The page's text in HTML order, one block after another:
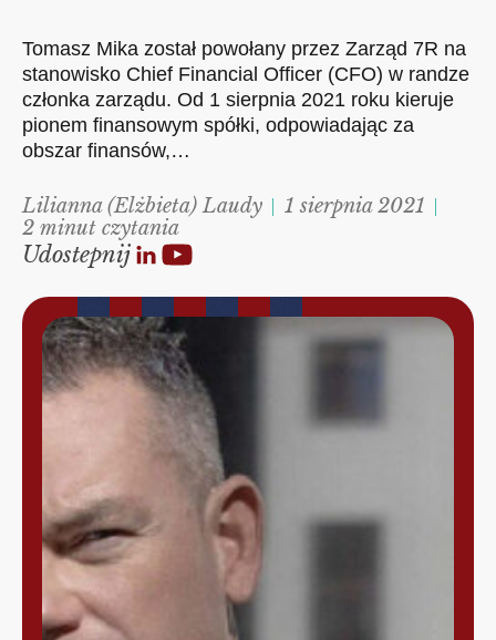
Tomasz Mika został powołany przez Zarząd 7R na
stanowisko Chief Financial Officer (CFO) w randze
członka zarządu. Od 1 sierpnia 2021 roku kieruje
pionem finansowym spółki, odpowiadając za
obszar finansów,…
Lilianna (Elżbieta) Laudy
1 sierpnia 2021
2 minut czytania
Udostepnij